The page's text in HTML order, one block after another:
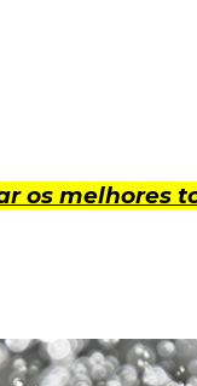
os melhores